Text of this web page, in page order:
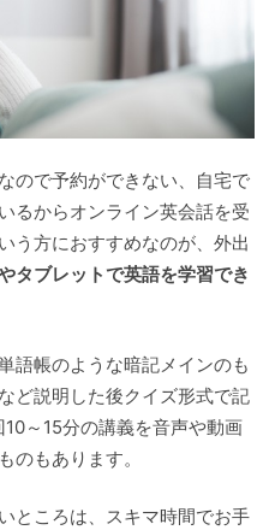
ので予約ができない、自宅で
るからオンライン英会話を受
う方におすすめなのが、外出
タブレットで英語を学習でき
語帳のような暗記メインのも
ど説明した後クイズ形式で記
～15分の講義を音声や動画
のもあります。
ところは、スキマ時間でお手